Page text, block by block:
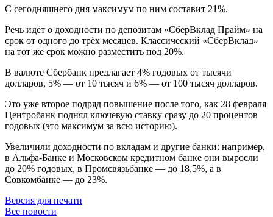
С сегодняшнего дня максимум по ним составит 21%.
Речь идёт о доходности по депозитам «СберВклад Прайм» на
срок от одного до трёх месяцев. Классический «СберВклад»
на тот же срок можно разместить под 20%.
В валюте Сбербанк предлагает 4% годовых от тысячи
долларов, 5% — от 10 тысяч и 6% — от 100 тысяч долларов.
Это уже второе подряд повышение после того, как 28 февраля
Центробанк поднял ключевую ставку сразу до 20 процентов
годовых (это максимум за всю историю).
Увеличили доходности по вкладам и другие банки: например,
в Альфа-Банке и Московском кредитном банке они выросли
до 20% годовых, в Промсвязьбанке — до 18,5%, а в
Совкомбанке — до 23%.
Версия для печати
Все новости